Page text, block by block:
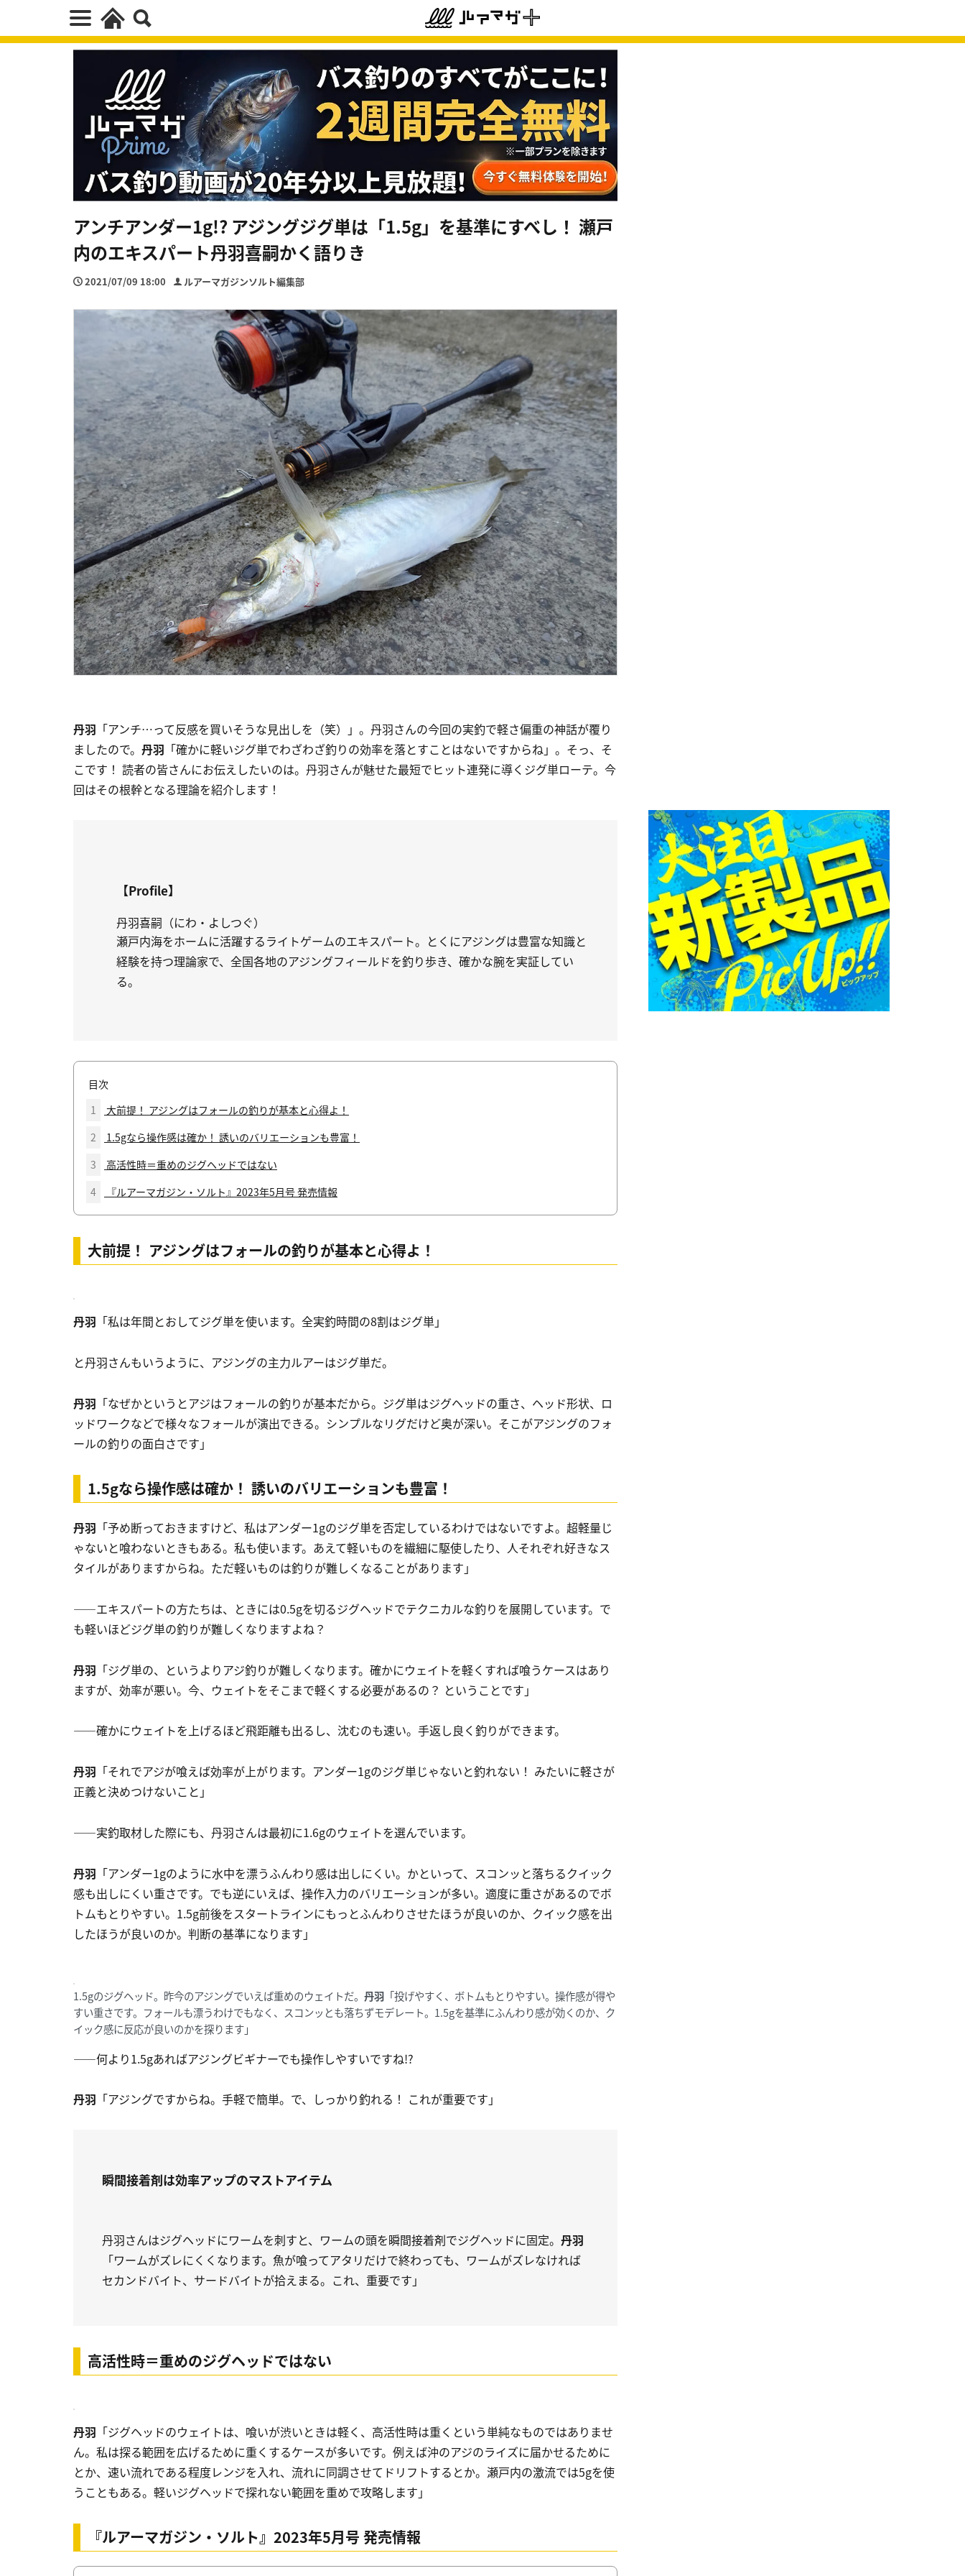
アンチアンダー1g!? アジングジグ単は「1.5g」を基準にすべし！ 瀬戸
内のエキスパート丹羽喜嗣かく語りき
2021/07/09 18:00 ルアーマガジンソルト編集部
丹羽 「アンチ…って反感を買いそうな見出しを（笑）」。丹羽さんの今回の実釣で軽さ偏重の神話が覆り
ましたので。 丹羽 「確かに軽いジグ単でわざわざ釣りの効率を落とすことはないですからね」。そっ、そ
こです！ 読者の皆さんにお伝えしたいのは。丹羽さんが魅せた最短でヒット連発に導くジグ単ローテ。今
回はその根幹となる理論を紹介します！
【Profile】
丹羽喜嗣（にわ・よしつぐ）
瀬戸内海をホームに活躍するライトゲームのエキスパート。とくにアジングは豊富な知識と
経験を持つ理論家で、全国各地のアジングフィールドを釣り歩き、確かな腕を実証してい
る。
目次
1
大前提！ アジングはフォールの釣りが基本と心得よ！
2
1.5gなら操作感は確か！ 誘いのバリエーションも豊富！
3
高活性時＝重めのジグヘッドではない
4
『ルアーマガジン・ソルト』2023年5月号 発売情報
大前提！ アジングはフォールの釣りが基本と心得よ！
丹羽 「私は年間とおしてジグ単を使います。全実釣時間の8割はジグ単」
と丹羽さんもいうように、アジングの主力ルアーはジグ単だ。
丹羽 「なぜかというとアジはフォールの釣りが基本だから。ジグ単はジグヘッドの重さ、ヘッド形状、ロ
ッドワークなどで様々なフォールが演出できる。シンプルなリグだけど奥が深い。そこがアジングのフォ
ールの釣りの面白さです」
1.5gなら操作感は確か！ 誘いのバリエーションも豊富！
丹羽 「予め断っておきますけど、私はアンダー1gのジグ単を否定しているわけではないですよ。超軽量じ
ゃないと喰わないときもある。私も使います。あえて軽いものを繊細に駆使したり、人それぞれ好きなス
タイルがありますからね。ただ軽いものは釣りが難しくなることがあります」
――エキスパートの方たちは、ときには0.5gを切るジグヘッドでテクニカルな釣りを展開しています。で
も軽いほどジグ単の釣りが難しくなりますよね？
丹羽 「ジグ単の、というよりアジ釣りが難しくなります。確かにウェイトを軽くすれば喰うケースはあり
ますが、効率が悪い。今、ウェイトをそこまで軽くする必要があるの？ ということです」
――確かにウェイトを上げるほど飛距離も出るし、沈むのも速い。手返し良く釣りができます。
丹羽 「それでアジが喰えば効率が上がります。アンダー1gのジグ単じゃないと釣れない！ みたいに軽さが
正義と決めつけないこと」
――実釣取材した際にも、丹羽さんは最初に1.6gのウェイトを選んでいます。
丹羽 「アンダー1gのように水中を漂うふんわり感は出しにくい。かといって、スコンッと落ちるクイック
感も出しにくい重さです。でも逆にいえば、操作入力のバリエーションが多い。適度に重さがあるのでボ
トムもとりやすい。1.5g前後をスタートラインにもっとふんわりさせたほうが良いのか、クイック感を出
したほうが良いのか。判断の基準になります」
1.5gのジグヘッド。昨今のアジングでいえば重めのウェイトだ。 丹羽 「投げやすく、ボトムもとりやすい。操作感が得や
すい重さです。フォールも漂うわけでもなく、スコンッとも落ちずモデレート。1.5gを基準にふんわり感が効くのか、ク
イック感に反応が良いのかを探ります」
――何より1.5gあればアジングビギナーでも操作しやすいですね!?
丹羽 「アジングですからね。手軽で簡単。で、しっかり釣れる！ これが重要です」
瞬間接着剤は効率アップのマストアイテム
丹羽さんはジグヘッドにワームを刺すと、ワームの頭を瞬間接着剤でジグヘッドに固定。 丹羽
「ワームがズレにくくなります。魚が喰ってアタリだけで終わっても、ワームがズレなければ
セカンドバイト、サードバイトが拾えまる。これ、重要です」
高活性時＝重めのジグヘッドではない
丹羽 「ジグヘッドのウェイトは、喰いが渋いときは軽く、高活性時は重くという単純なものではありませ
ん。私は探る範囲を広げるために重くするケースが多いです。例えば沖のアジのライズに届かせるために
とか、速い流れである程度レンジを入れ、流れに同調させてドリフトするとか。瀬戸内の激流では5gを使
うこともある。軽いジグヘッドで探れない範囲を重めで攻略します」
『ルアーマガジン・ソルト』2023年5月号 発売情報